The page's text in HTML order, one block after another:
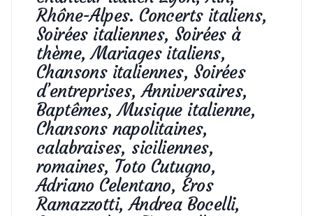
Rhône-Alpes. Concerts italiens,
Soirées italiennes, Soirées à
thème, Mariages italiens,
Chansons italiennes, Soirées
d’entreprises, Anniversaires,
Baptêmes, Musique italienne,
Chansons napolitaines,
calabraises, siciliennes,
romaines, Toto Cutugno,
Adriano Celentano, Eros
Ramazzotti, Andrea Bocelli,